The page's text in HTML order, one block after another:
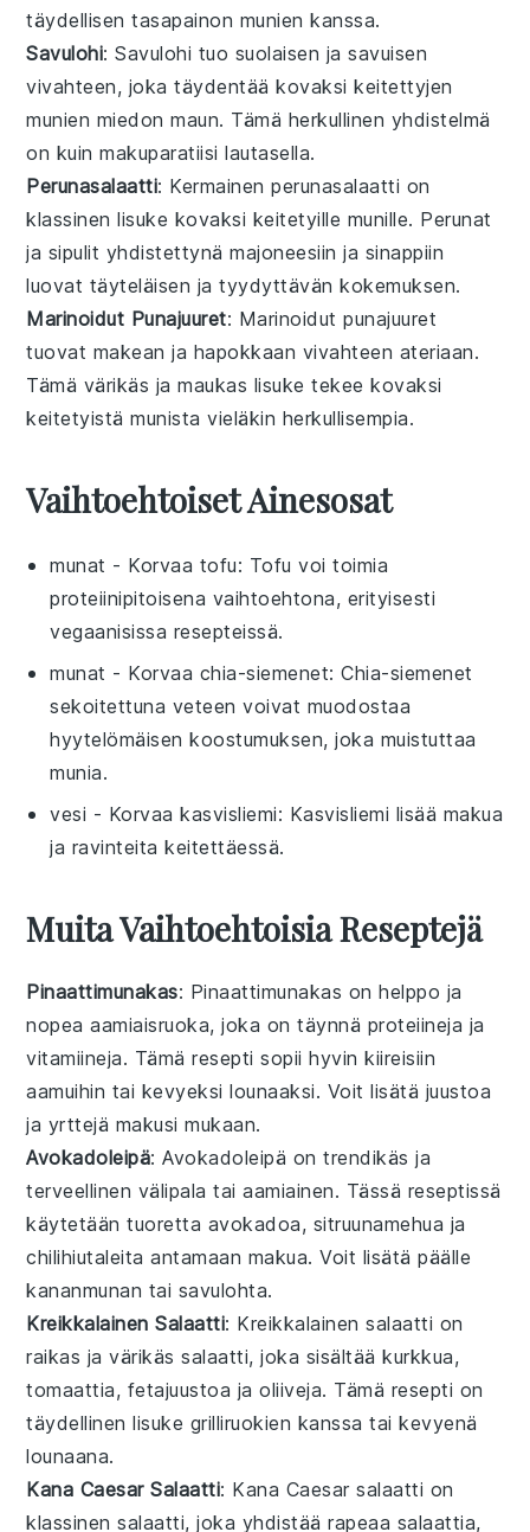
täydellisentasapainon munien kanssa.
Savulohi: Savulohi tuo suolaisen jasavuisen
vivahteen, joka täydentääkovaksi keitettyjen
munien miedon maun. Tämä herkullinen yhdistelmä
on kuinmakuparatiisi lautasella.
Perunasalaatti: Kermainenperunasalaatti on
klassinenlisuke kovaksi keitetyille munille. Perunat
ja sipulit yhdistettynämajoneesiin ja sinappiin
luovat täyteläisen jatyydyttävän kokemuksen.
Marinoidut Punajuuret: Marinoidutpunajuuret
tuovat makean ja hapokkaan vivahteen ateriaan.
Tämä värikäs jamaukas lisuke tekeekovaksi
keitetyistä munista vieläkin herkullisempia.
Vaihtoehtoiset Ainesosat
munat - Korvaa tofu: Tofu voi toimia
proteiinipitoisena vaihtoehtona, erityisesti
vegaanisissa resepteissä.
munat - Korvaa chia-siemenet: Chia-siemenet
sekoitettuna veteen voivat muodostaa
hyytelömäisen koostumuksen, joka muistuttaa
munia.
vesi - Korvaakasvisliemi: Kasvisliemi lisää makua
ja ravinteita keitettäessä.
Muita Vaihtoehtoisia Reseptejä
Pinaattimunakas: Pinaattimunakas on helppo ja
nopeaaamiaisruoka, joka on täynnä proteiineja ja
vitamiineja. Tämäresepti sopii hyvin kiireisiin
aamuihin tai kevyeksi lounaaksi. Voit lisätä juustoa
ja yrttejä makusi mukaan.
Avokadoleipä: Avokadoleipä on trendikäs ja
terveellinen välipala taiaamiainen. Tässä reseptissä
käytetään tuoretta avokadoa, sitruunamehua ja
chilihiutaleita antamaan makua. Voit lisätä päälle
kananmunan tai savulohta.
Kreikkalainen Salaatti: Kreikkalainen salaatti on
raikas ja värikässalaatti, joka sisältääkurkkua,
tomaattia, fetajuustoa jaoliiveja. Tämä resepti on
täydellinen lisuke grilliruokien kanssa tai kevyenä
lounaana.
Kana Caesar Salaatti: Kana Caesar salaatti on
klassinensalaatti, joka yhdistäärapeaa salaattia,